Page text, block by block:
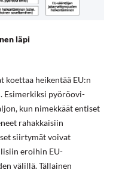
läpi
koettaa heikentää EU:n
Esimerkiksi pyöröovi-
kun nimekkäät entiset
rahakkaisiin
siirtymät voivat
eroihin EU-
välillä. Tällainen